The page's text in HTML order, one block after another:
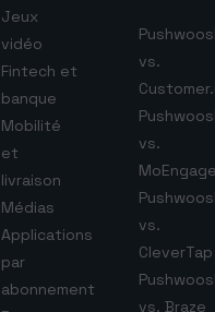
Jeux
vidéo
Fintech et
banque
Mobilité
et
livraison
Médias
Applications
par
abonnement
vs.
vs.
vs.
CleverTap
vs. Braze